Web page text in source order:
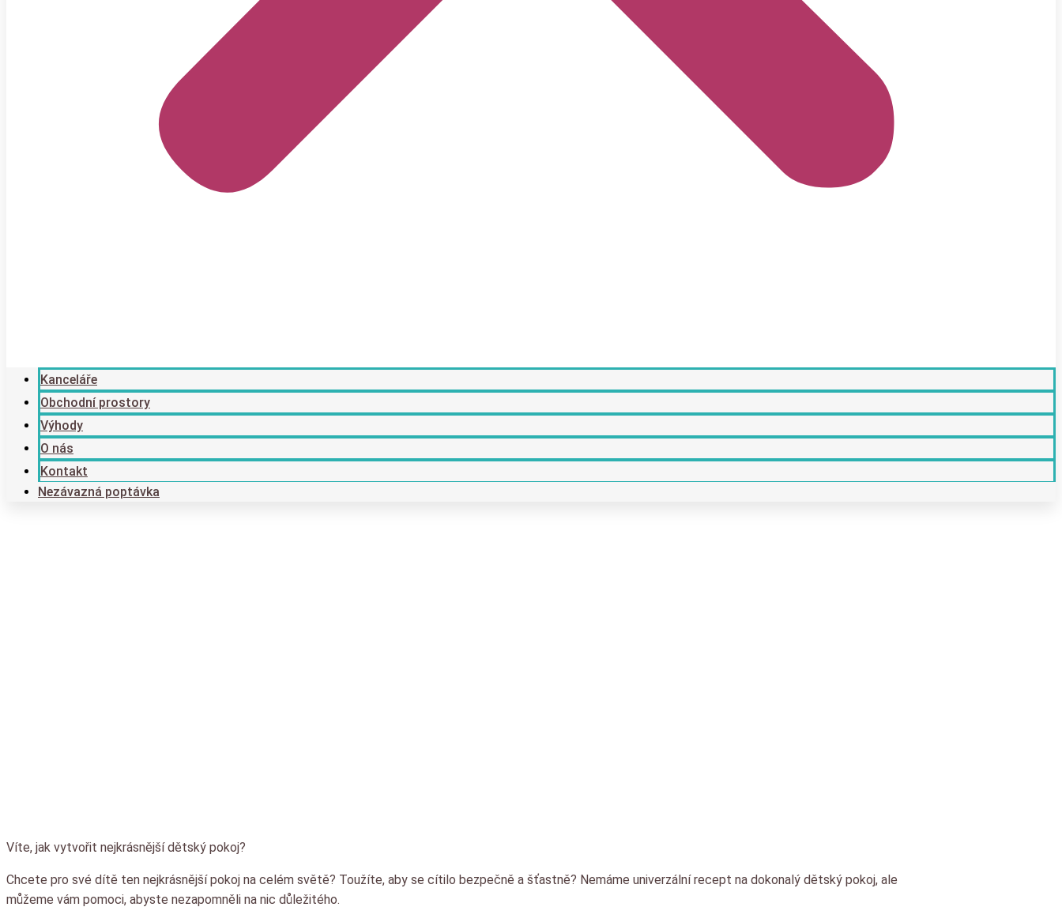
Kanceláře
Obchodní prostory
Výhody
O nás
Kontakt
Nezávazná poptávka
Víte, jak vytvořit nejkrásnější dětský pokoj?
Chcete pro své dítě ten nejkrásnější pokoj na celém světě? Toužíte, aby se cítilo bezpečně a šťastně? Nemáme univerzální recept na dokonalý dětský pokoj, ale
můžeme vám pomoci, abyste nezapomněli na nic důležitého.